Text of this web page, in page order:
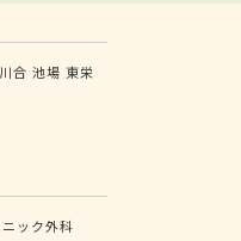
合 池場 東栄
ック外科